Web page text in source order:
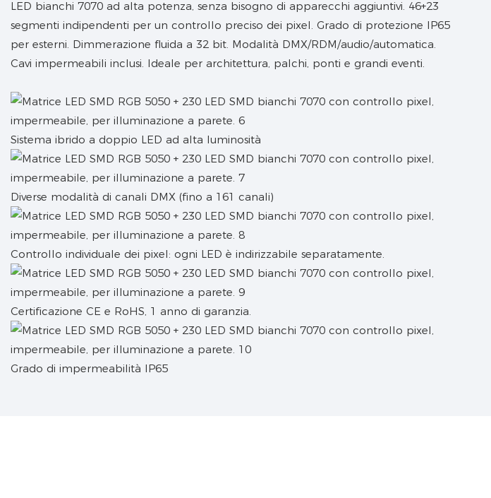
LED bianchi 7070 ad alta potenza, senza bisogno di apparecchi aggiuntivi. 46+23
segmenti indipendenti per un controllo preciso dei pixel. Grado di protezione IP65
per esterni. Dimmerazione fluida a 32 bit. Modalità DMX/RDM/audio/automatica.
Cavi impermeabili inclusi. Ideale per architettura, palchi, ponti e grandi eventi.
Sistema ibrido a doppio LED ad alta luminosità
Diverse modalità di canali DMX (fino a 161 canali)
Controllo individuale dei pixel: ogni LED è indirizzabile separatamente.
Certificazione CE e RoHS, 1 anno di garanzia.
Grado di impermeabilità IP65